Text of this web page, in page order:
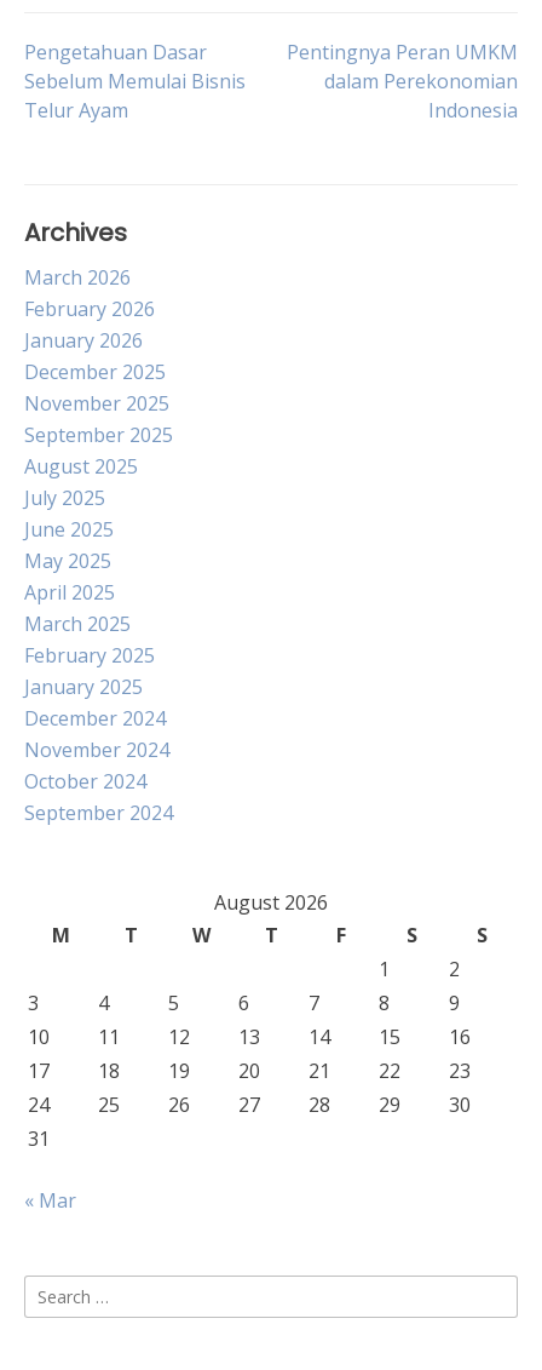
Post
navigation
Pengetahuan Dasar
Sebelum Memulai Bisnis
Telur Ayam
Pentingnya Peran UMKM
dalam Perekonomian
Indonesia
Archives
March 2026
February 2026
January 2026
December 2025
November 2025
September 2025
August 2025
July 2025
June 2025
May 2025
April 2025
March 2025
February 2025
January 2025
December 2024
November 2024
October 2024
September 2024
August 2026
M
T W T F S
S
1
2
3
4 5 6 7 8
9
10
11 12 13 14 15
16
17
18 19 20 21 22
23
24
25 26 27 28 29
30
31
« Mar
Search
for: